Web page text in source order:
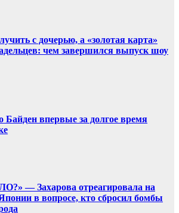
с дочерью, а «золотая карта»
чем завершился выпуск шоу
впервые за долгое время
— Захарова отреагировала на
в вопросе, кто сбросил бомбы